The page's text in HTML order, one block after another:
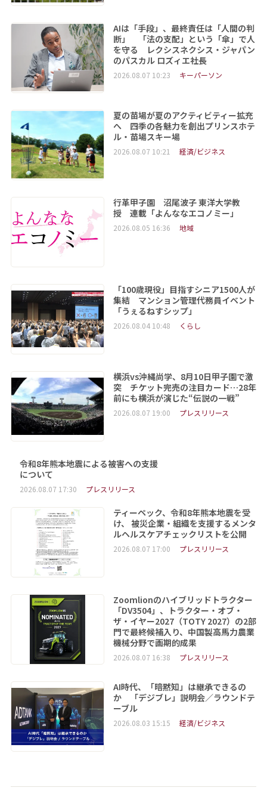
AIは「手段」、最終責任は「人間の判
断」 「法の支配」という「傘」で人
を守る レクシスネクシス・ジャパン
のパスカル ロズィエ社長
2026.08.07 10:23 キーパーソン
夏の苗場が夏のアクティビティー拡充
へ 四季の各魅力を創出プリンスホテ
ル・苗場スキー場
2026.08.07 10:21 経済/ビジネス
行革甲子園 沼尾波子 東洋大学教
授 連載「よんななエコノミー」
2026.08.05 16:36 地域
「100歳現役」目指すシニア1500人が
集結 マンション管理代務員イベント
「うぇるねすシップ」
2026.08.04 10:48 くらし
横浜vs沖縄尚学、8月10日甲子園で激
突 チケット完売の注目カード…28年
前にも横浜が演じた“伝説の一戦”
2026.08.07 19:00 プレスリリース
令和8年熊本地震による被害への支援
について
2026.08.07 17:30 プレスリリース
ティーペック、令和8年熊本地震を受
け、 被災企業・組織を支援するメンタ
ルヘルスケアチェックリストを公開
2026.08.07 17:00 プレスリリース
Zoomlionのハイブリッドトラクター
「DV3504」、トラクター・オブ・
ザ・イヤー2027（TOTY 2027）の2部
門で最終候補入り、中国製高馬力農業
機械分野で画期的成果
2026.08.07 16:38 プレスリリース
AI時代、「暗黙知」は継承できるの
か 「デジブレ」説明会／ラウンドテ
ーブル
2026.08.03 15:15 経済/ビジネス